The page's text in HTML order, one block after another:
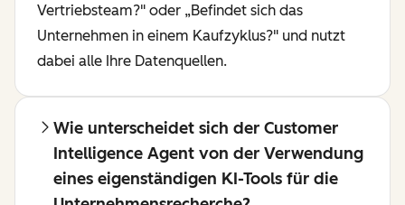
Vertriebsteam?" oder „Befindet sich das
Unternehmen in einem Kaufzyklus?" und nutzt
dabei alle Ihre Datenquellen.
Wie unterscheidet sich der Customer
Intelligence Agent von der Verwendung
eines eigenständigen KI-Tools für die